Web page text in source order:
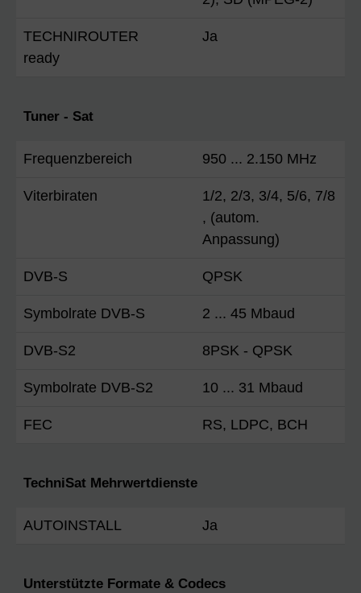
TECHNIROUTER
ready
Ja
Tuner - Sat
Frequenzbereich 950 ... 2.150 MHz
Viterbiraten
1/2, 2/3, 3/4, 5/6, 7/8
, (autom.
Anpassung)
DVB-S QPSK
Symbolrate DVB-S 2 ... 45 Mbaud
DVB-S2 8PSK - QPSK
Symbolrate DVB-S2 10 ... 31 Mbaud
FEC RS, LDPC, BCH
TechniSat Mehrwertdienste
AUTOINSTALL Ja
Unterstützte Formate & Codecs